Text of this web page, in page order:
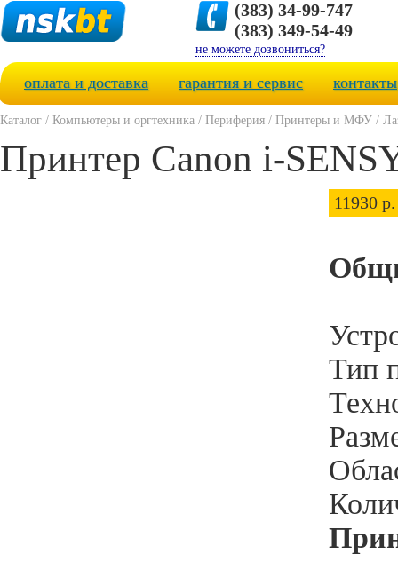
(383) 34-99-747
(383) 349-54-49
не можете дозвониться?
оплата и доставка гарантия и сервис контакты
Каталог / Компьютеры и оргтехника / Периферия / Принтеры и МФУ /
Принтер Canon i-
11930 р.
Тип